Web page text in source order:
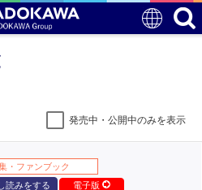
発売中・公開中のみを表示
・ファンブック
読みをする
電子版